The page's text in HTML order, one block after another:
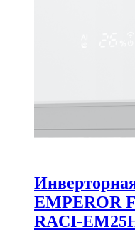
EMPEROR
RACI-